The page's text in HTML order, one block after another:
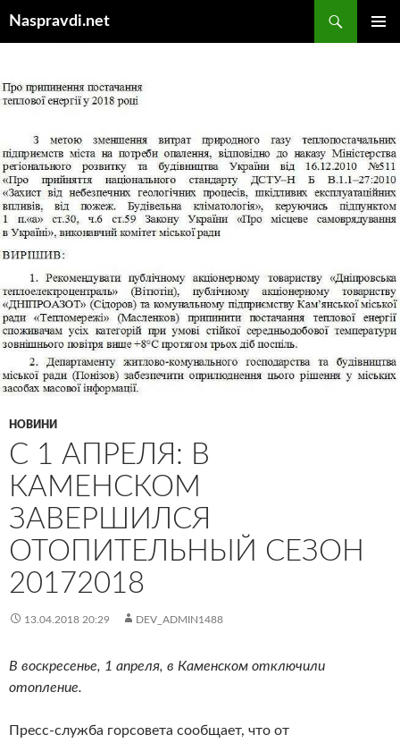
Naspravdi.net
НОВИНИ
С 1 АПРЕЛЯ: В
КАМЕНСКОМ
ЗАВЕРШИЛСЯ
ОТОПИТЕЛЬНЫЙ СЕЗОН
20172018
13.04.2018 20:29 DEV_ADMIN1488
В воскресенье, 1 апреля, в Каменском отключили
отопление.
Пресс-служба горсовета сообщает, что от